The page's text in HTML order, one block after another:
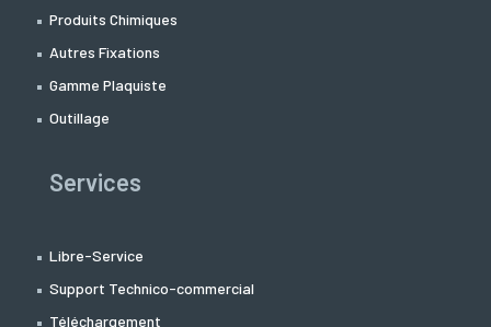
Produits Chimiques
Autres Fixations
Gamme Plaquiste
Outillage
Services
Libre-Service
Support Technico-commercial
Téléchargement